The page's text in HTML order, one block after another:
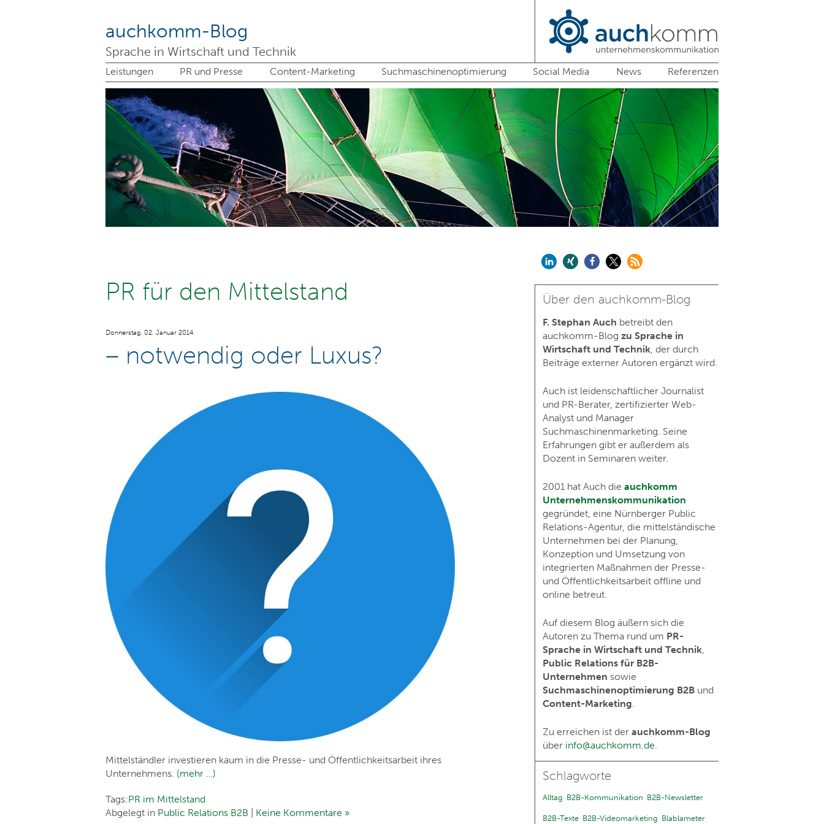
Leistungen PR und Presse Content-Marketing Suchmaschinenoptimierung Social Media News Referenzen
auchkomm-Blog
Sprache in Wirtschaft und Technik
PR für den Mittelstand
Donnerstag, 02. Januar 2014
– notwendig oder Luxus?
Mittelständler investieren kaum in die Presse- und Öffentlichkeitsarbeit ihres
Unternehmens. (mehr …)
Tags:PR im Mittelstand
Abgelegt in Public Relations B2B Keine Kommentare »
Über den auchkomm-Blog
F. Stephan Auch betreibt den
auchkomm-Blog zu Sprache in
Wirtschaft und Technik, der durch
Beiträge externer Autoren ergänzt wird.
Auch ist leidenschaftlicher Journalist
und PR-Berater, zertifizierter Web-
Analyst und Manager
Suchmaschinenmarketing. Seine
Erfahrungen gibt er außerdem als
Dozent in Seminaren weiter.
2001 hat Auch die auchkomm
Unternehmenskommunikation
gegründet, eine Nürnberger Public
Relations-Agentur, die mittelständische
Unternehmen bei der Planung,
Konzeption und Umsetzung von
integrierten Maßnahmen der Presse-
und Öffentlichkeitsarbeit offline und
online betreut.
Auf diesem Blog äußern sich die
Autoren zu Thema rund um PR-
Sprache in Wirtschaft und Technik,
Public Relations für B2B-
Unternehmen sowie
Suchmaschinenoptimierung B2B und
Content-Marketing.
Zu erreichen ist der auchkomm-Blog
über info@auchkomm.de.
Schlagworte
Alltag B2B-Kommunikation B2B-Newsletter
B2B-Texte B2B-Videomarketing Blablameter